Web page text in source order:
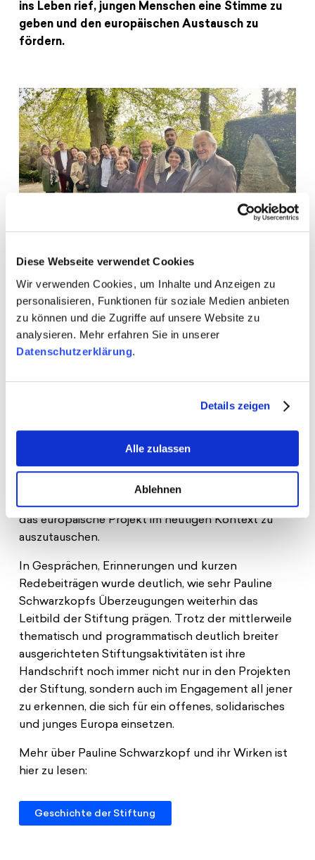
Diese Webseite verwendet Cookies
Wir verwenden Cookies, um Inhalte und Anzeigen zu
personalisieren, Funktionen für soziale Medien anbieten
zu können und die Zugriffe auf unsere Website zu
analysieren. Mehr erfahren Sie in unserer
Datenschutzerklärung.
Details zeigen
Alle zulassen
Ablehnen
Cookie-Einstellungen
Datenschutz
ins Leben rief, jungen Menschen eine Stimme zu
geben und den europäischen Austausch zu
fördern.
Pauline Schwarzkopf war nicht nur eine engagierte
und Humanistin. Ihr unermüdlicher Einsatz für
Menschen an gesellschaftlichen Prozessen prägt
die Arbeit der Stiftung bis heute. Mitglieder des
Freundeskreises und Teams der Stiftung nutzte
den Anlass ihres 117. Geburtstages, um die
bleibende Aktualität ihrer Ideen zu würdigen und
sich über die Herausforderungen und Chancen für
das europäische Projekt im heutigen Kontext zu
auszutauschen.
In Gesprächen, Erinnerungen und kurzen
Redebeiträgen wurde deutlich, wie sehr Pauline
Schwarzkopfs Überzeugungen weiterhin das
Leitbild der Stiftung prägen. Trotz der mittlerweile
thematisch und programmatisch deutlich breiter
ausgerichteten Stiftungsaktivitäten ist ihre
Handschrift noch immer nicht nur in den Projekten
der Stiftung, sondern auch im Engagement all jener
zu erkennen, die sich für ein offenes, solidarisches
und junges Europa einsetzen.
Mehr über Pauline Schwarzkopf und ihr Wirken ist
hier zu lesen:
Geschichte der Stiftung